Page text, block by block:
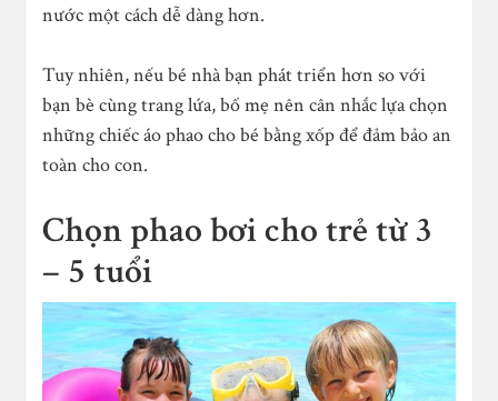
nước một cách dễ dàng hơn.
Tuy nhiên, nếu bé nhà bạn phát triển hơn so với
bạn bè cùng trang lứa, bố mẹ nên cân nhắc lựa chọn
những chiếc áo phao cho bé bằng xốp để đảm bảo an
toàn cho con.
Chọn phao bơi cho trẻ từ 3
– 5 tuổi